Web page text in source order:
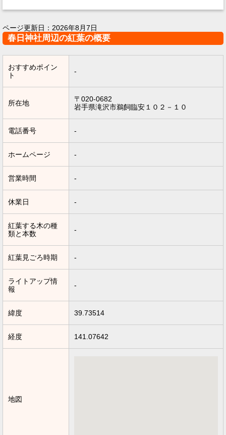
ページ更新日： 2026年8月7日
春日神社周辺の紅葉の概要
おすすめポイン
ト
-
所在地
〒020-0682
岩手県滝沢市鵜飼臨安１０２－１０
電話番号 -
ホームページ -
営業時間 -
休業日 -
紅葉する木の種
類と本数
-
紅葉見ごろ時期 -
ライトアップ情
報
-
緯度 39.73514
経度 141.07642
地図